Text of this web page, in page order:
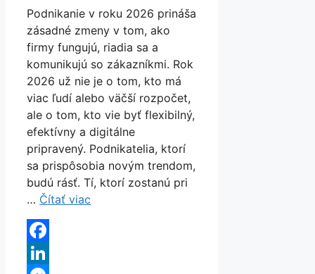
Podnikanie v roku 2026 prináša
zásadné zmeny v tom, ako
firmy fungujú, riadia sa a
komunikujú so zákazníkmi. Rok
2026 už nie je o tom, kto má
viac ľudí alebo väčší rozpočet,
ale o tom, kto vie byť flexibilný,
efektívny a digitálne
pripravený. Podnikatelia, ktorí
sa prispôsobia novým trendom,
budú rásť. Tí, ktorí zostanú pri
… Čítať viac
Facebook